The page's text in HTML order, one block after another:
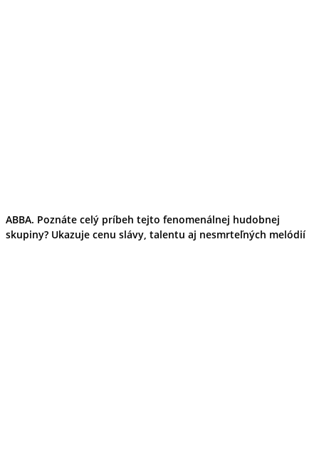
ABBA. Poznáte celý príbeh tejto fenomenálnej hudobnej
skupiny? Ukazuje cenu slávy, talentu aj nesmrteľných melódií